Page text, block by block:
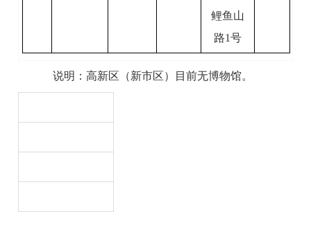
鲤鱼山
路1号
说明：高新区（新市区）目前无博物馆。